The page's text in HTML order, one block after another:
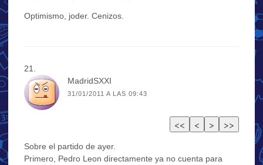
Optimismo, joder. Cenizos.
MadridSXXI
31/01/2011 A LAS 09:43
Sobre el partido de ayer.
Primero, Pedro Leon directamente ya no cuenta para